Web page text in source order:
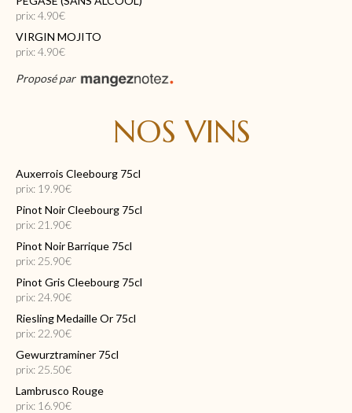
prix: 4.90€
VIRGIN MOJITO
prix: 4.90€
Proposé par
NOS VINS
Auxerrois Cleebourg 75cl
prix: 19.90€
Pinot Noir Cleebourg 75cl
prix: 21.90€
Pinot Noir Barrique 75cl
prix: 25.90€
Pinot Gris Cleebourg 75cl
prix: 24.90€
Riesling Medaille Or 75cl
prix: 22.90€
Gewurztraminer 75cl
prix: 25.50€
Lambrusco Rouge
prix: 16.90€